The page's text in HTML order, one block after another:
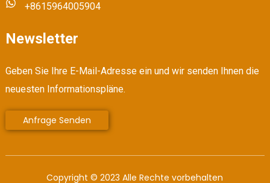
+8615964005904
Newsletter
Geben Sie Ihre E-Mail-Adresse ein und wir senden Ihnen die
neuesten Informationspläne.
Anfrage Senden
Copyright © 2023 Alle Rechte vorbehalten